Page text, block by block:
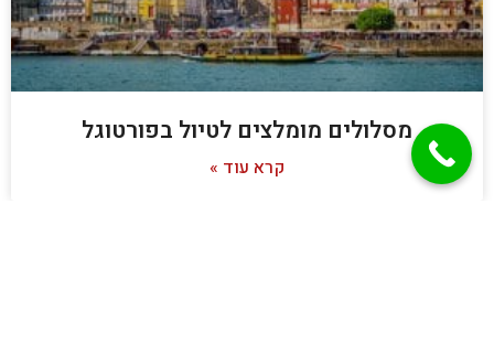
מסלולים מומלצים לטיול בפורטוגל
קרא עוד »